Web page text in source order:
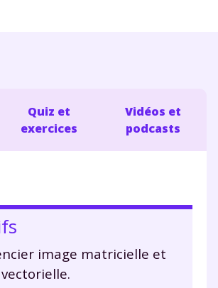
Quiz et
exercices
Vidéos et
podcasts
image matricielle et